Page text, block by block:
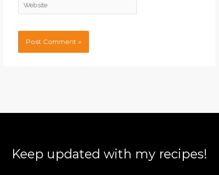
Keep updated with my recipes!